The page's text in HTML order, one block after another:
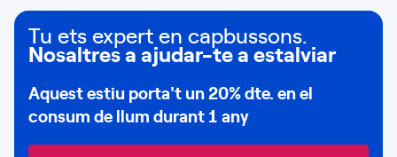
Tu ets expert en capbussons.
Nosaltres a ajudar-te a estalviar
Aquest estiu porta't un20% dte.en el
consum dellum durant 1 any